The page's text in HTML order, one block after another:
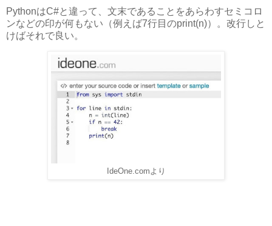
PythonはC#と違って、文末であることをあらわすセミコロ
ンなどの印が何もない（例えば7行目のprint(n)）。改行しと
けばそれで良い。
IdeOne.comより